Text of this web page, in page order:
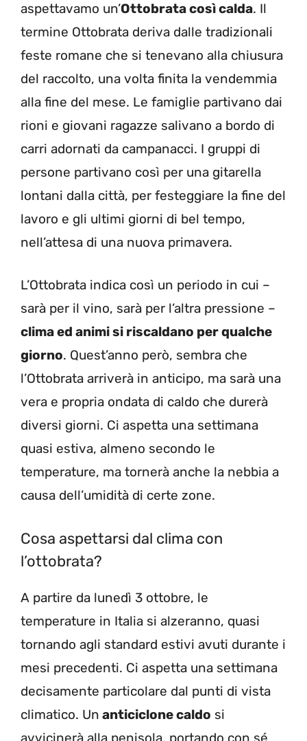
aspettavamo un’Ottobrata così calda. Il
termine Ottobrata deriva dalle tradizionali
feste romane che si tenevano alla chiusura
del raccolto, una volta finita la vendemmia
alla fine del mese. Le famiglie partivano dai
rioni e giovani ragazze salivano a bordo di
carri adornati da campanacci. I gruppi di
persone partivano così per una gitarella
lontani dalla città, per festeggiare la fine del
lavoro e gli ultimi giorni di bel tempo,
nell’attesa di una nuova primavera.
L’Ottobrata indica così un periodo in cui –
sarà per il vino, sarà per l’altra pressione –
clima ed animi si riscaldano per qualche
giorno. Quest’anno però, sembra che
l’Ottobrata arriverà in anticipo, ma sarà una
vera e propria ondata di caldo che durerà
diversi giorni. Ci aspetta una settimana
quasi estiva, almeno secondo le
temperature, ma tornerà anche la nebbia a
causa dell’umidità di certe zone.
Cosa aspettarsi dal clima con
l’ottobrata?
A partire da lunedì 3 ottobre, le
temperature in Italia si alzeranno, quasi
tornando agli standard estivi avuti durante i
mesi precedenti. Ci aspetta una settimana
decisamente particolare dal punti di vista
climatico. Un anticiclone caldo si
avvicinerà alla penisola, portando con sé